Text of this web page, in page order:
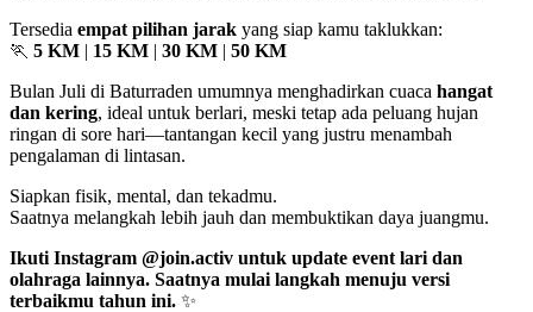
Tersedia empat pilihan jarak yang siap kamu taklukkan:
🏃 5 KM | 15 KM | 30 KM | 50 KM
Bulan Juli di Baturraden umumnya menghadirkan cuaca hangat
dan kering, ideal untuk berlari, meski tetap ada peluang hujan
ringan di sore hari—tantangan kecil yang justru menambah
pengalaman di lintasan.
Siapkan fisik, mental, dan tekadmu.
Saatnya melangkah lebih jauh dan membuktikan daya juangmu.
Ikuti Instagram @join.activ untuk update event lari dan
olahraga lainnya. Saatnya mulai langkah menuju versi
terbaikmu tahun ini. ✨